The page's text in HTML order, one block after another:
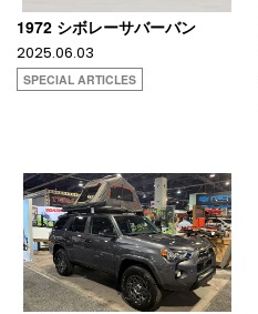
1972 シボレーサバーバン
2025.06.03
SPECIAL ARTICLES